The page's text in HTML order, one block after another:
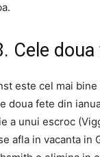
Cele
este cel mai
doua fete din
a unui escroc
afla in vacanta in